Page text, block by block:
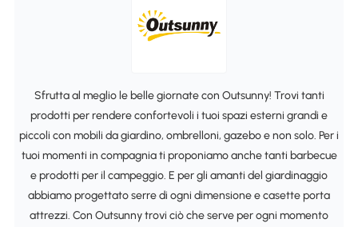
Sfrutta al meglio le belle giornate con Outsunny! Trovi tanti
prodotti per rendere confortevoli i tuoi spazi esterni grandi e
piccoli con mobili da giardino, ombrelloni, gazebo e non solo. Per i
tuoi momenti in compagnia ti proponiamo anche tanti barbecue
e prodotti per il campeggio. E per gli amanti del giardinaggio
abbiamo progettato serre di ogni dimensione e casette porta
attrezzi. Con Outsunny trovi ciò che serve per ogni momento